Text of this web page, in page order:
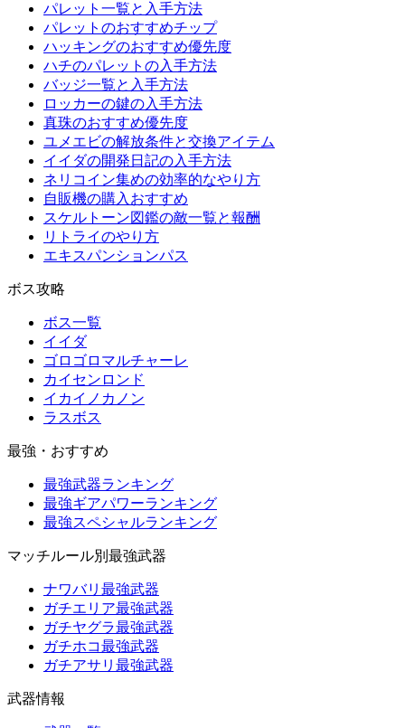
パレット一覧と入手方法
パレットのおすすめチップ
ハッキングのおすすめ優先度
ハチのパレットの入手方法
バッジ一覧と入手方法
ロッカーの鍵の入手方法
真珠のおすすめ優先度
ユメエビの解放条件と交換アイテム
イイダの開発日記の入手方法
ネリコイン集めの効率的なやり方
自販機の購入おすすめ
スケルトーン図鑑の敵一覧と報酬
リトライのやり方
エキスパンションパス
ボス攻略
ボス一覧
イイダ
ゴロゴロマルチャーレ
カイセンロンド
イカイノカノン
ラスボス
最強・おすすめ
最強武器ランキング
最強ギアパワーランキング
最強スペシャルランキング
マッチルール別最強武器
ナワバリ最強武器
ガチエリア最強武器
ガチヤグラ最強武器
ガチホコ最強武器
ガチアサリ最強武器
武器情報